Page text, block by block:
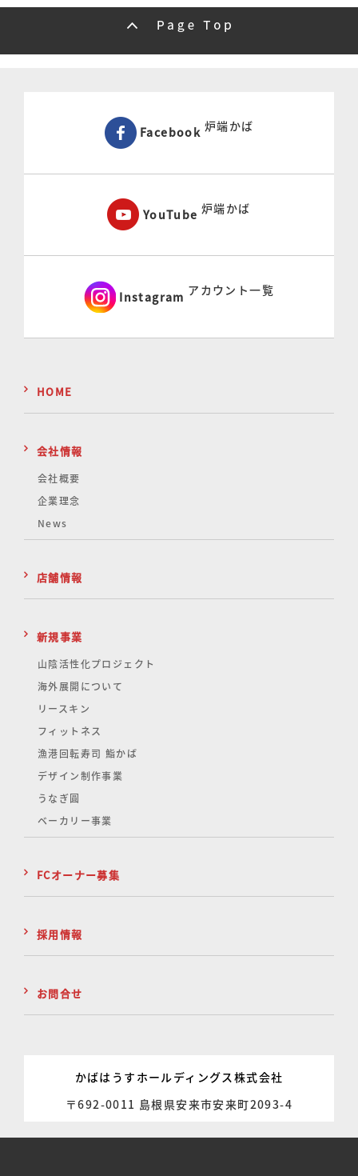
Facebook 炉端かば
YouTube 炉端かば
Instagram アカウント一覧
HOME
会社情報
会社概要
企業理念
News
店舗情報
新規事業
山陰活性化プロジェクト
海外展開について
リースキン
フィットネス
漁港回転寿司 鮨かば
デザイン制作事業
うなぎ圓
ベーカリー事業
FCオーナー募集
採用情報
お問合せ
かばはうすホールディングス株式会社
〒692-0011 島根県安来市安来町2093-4